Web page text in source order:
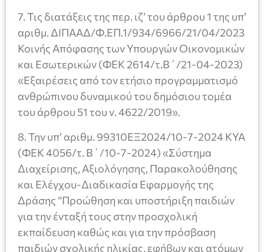
7. Τις διατάξεις της περ. ιζ’ του άρθρου 1 της υπ’
αριθμ. ΔΙΠΑΑΔ/Φ.ΕΠ.1/934/6966/21/04/2023
Κοινής Απόφασης των Υπουργών Οικονομικών
και Εσωτερικών (ΦΕΚ 2614/τ.Β΄/21-04-2023)
«Εξαιρέσεις από τον ετήσιο προγραμματισμό
ανθρώπινου δυναμικού του δημόσιου τομέα
του άρθρου 51 του ν. 4622/2019».
8. Την υπ’ αριθμ. 99310ΕΞ2024/10-7-2024 ΚΥΑ
(ΦΕΚ 4056/τ. Β΄/10-7-2024) «Σύστημα
Διαχείρισης, Αξιολόγησης, Παρακολούθησης
και Ελέγχου-Διαδικασία Εφαρμογής της
Δράσης “Προώθηση και υποστήριξη παιδιών
για την ένταξή τους στην προσχολική
εκπαίδευση καθώς και για την πρόσβαση
παιδιών σχολικής ηλικίας, εφήβων και ατόμων